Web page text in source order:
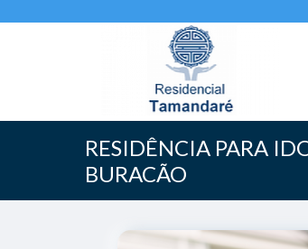
RESIDÊNCIA PARA
BURACÃO